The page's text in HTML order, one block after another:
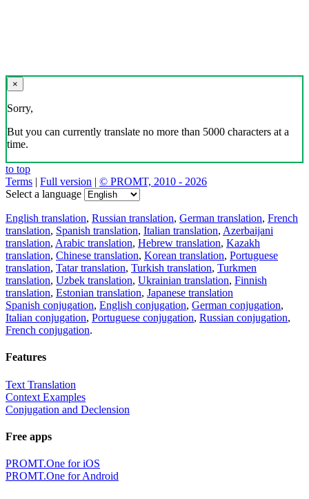
×
Sorry,
But you can currently translate no more than 5000 characters at a
time.
to top
Terms | Full version | © PROMT, 2010 - 2026
Select a language
English translation, Russian translation, German translation, French
translation, Spanish translation, Italian translation, Azerbaijani
translation, Arabic translation, Hebrew translation, Kazakh
translation, Chinese translation, Korean translation, Portuguese
translation, Tatar translation, Turkish translation, Turkmen
translation, Uzbek translation, Ukrainian translation, Finnish
translation, Estonian translation, Japanese translation
Spanish conjugation, English conjugation, German conjugation,
Italian conjugation, Portuguese conjugation, Russian conjugation,
French conjugation.
Features
Text Translation
Context Examples
Conjugation and Declension
Free apps
PROMT.One for iOS
PROMT.One for Android